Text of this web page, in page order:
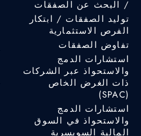
/ البحث عن الصفقات
توليد الصفقات / ابتكار
الفرص الاستثمارية
تفاوض الصفقات
استشارات الدمج
والاستحواذ عبر الشركات
ذات الغرض الخاص
(SPAC)
استشارات الدمج
والاستحواذ في السوق
المالية السويسرية